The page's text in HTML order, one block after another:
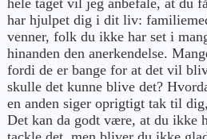
hele taget vil jeg anbefale, at du
har hjulpet dig i dit liv:
venner, folk du ikke har set i
hinanden den anerkendelse.
fordi de er bange for at det vil
skulle det kunne blive det?
en anden siger oprigtigt tak til
Det kan da godt være, at du ikke